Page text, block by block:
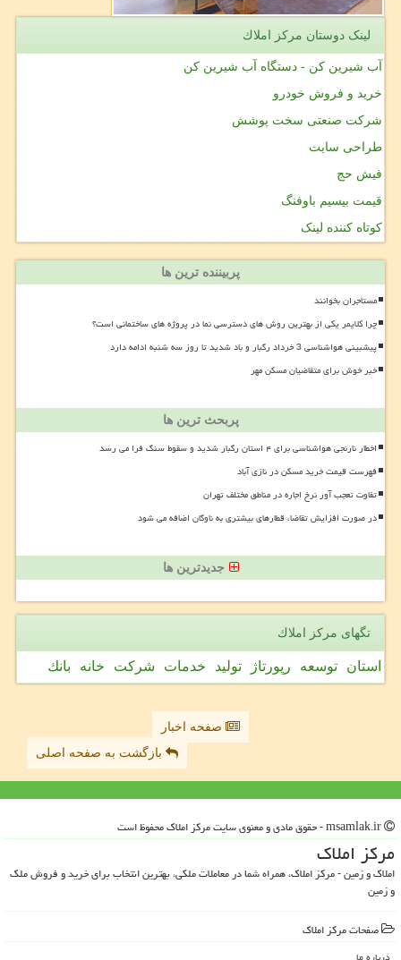
لینک دوستان مركز املاك
آب شیرین کن - دستگاه آب شیرین کن
خرید و فروش خودرو
شرکت صنعتی سخت پوشش
طراحی سایت
فیش حج
قیمت بیسیم باوفنگ
کوتاه کننده لینک
پربیننده ترین ها
مستأجران بخوانند
چرا کلایمر یکی از بهترین روش های دسترسی نما در پروژه های ساختمانی است؟
پیشبینی هواشناسی 3 خرداد رگبار و باد شدید تا روز سه شنبه ادامه دارد
خبر خوش برای متقاضیان مسکن مهر
پربحث ترین ها
اخطار نارنجی هواشناسی برای ۴ استان رگبار شدید و سقوط سنگ فرا می رسد
فهرست قیمت خرید مسکن در نازی آباد
تفاوت تعجب آور نرخ اجاره در مناطق مختلف تهران
در صورت افزایش تقاضا، قطارهای بیشتری به ناوگان اضافه می شود
جدیدترین ها
تگهای مركز املاك
استان توسعه رپورتاژ تولید خدمات شركت خانه بانك
صفحه اخبار
بازگشت به صفحه اصلی
مركز املاك
املاک و زمین - مرکز املاک، همراه شما در معاملات ملکی، بهترین انتخاب برای خرید و فروش ملک
و زمین
صفحات مركز املاك